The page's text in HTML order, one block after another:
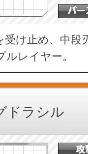
受け止め、中段
レイヤー。
ドラシル